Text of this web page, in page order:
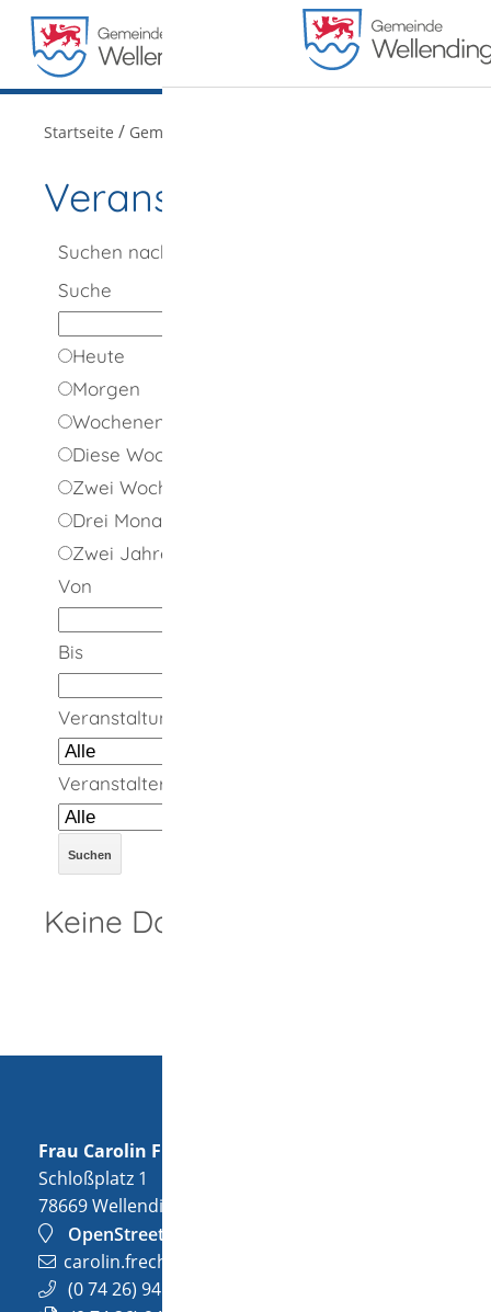
MENÜ
Frau Carolin Frech
Schloßplatz 1
78669Wellendingen
OpenStreetMap
carolin.frech@wellendingen.de
(07426) 94
Startseite / Gemeindeportrait
Veranstaltungen
Suchen nach
Suche
Heute
Morgen
Wochenende
Diese Woche
Zwei Wochen
Drei Monate
Zwei Jahre
Von
Bis
Veranstaltungsort
Veranstalter
Keine Daten vorhanden